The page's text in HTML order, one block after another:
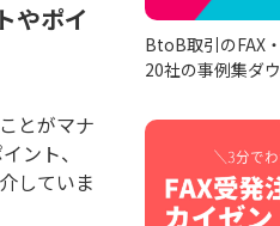
やポイ
とがマナ
ント、
していま
BtoB取引のFAX
20社の事例集ダ